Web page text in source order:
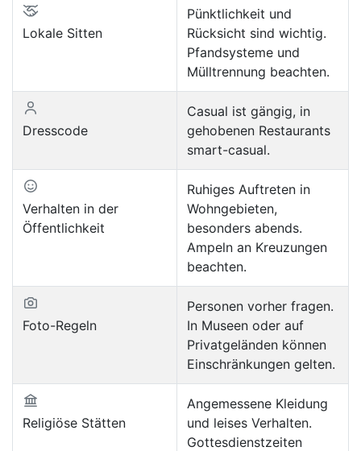
Lokale Sitten
Pünktlichkeit und
Rücksicht sind wichtig.
Pfandsysteme und
Mülltrennung beachten.
Dresscode
Casual ist gängig, in
gehobenen Restaurants
smart-casual.
Verhalten in der
Öffentlichkeit
Ruhiges Auftreten in
Wohngebieten,
besonders abends.
Ampeln an Kreuzungen
beachten.
Foto-Regeln
Personen vorher fragen.
In Museen oder auf
Privatgeländen können
Einschränkungen gelten.
Religiöse Stätten
Angemessene Kleidung
und leises Verhalten.
Gottesdienstzeiten